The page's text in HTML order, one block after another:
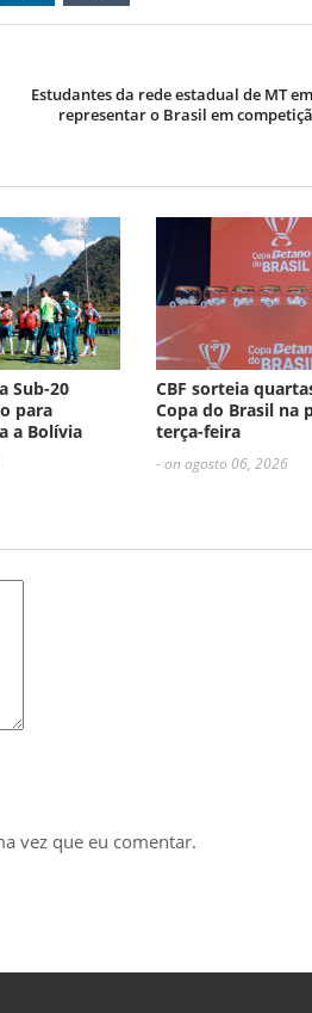
Estudantes da rede estadual de MT
representar o Brasil em
Sub-20
para
a Bolívia
CBF sorteia
Copa do Brasil na
terça-feira
- on agosto 06, 2026
vez que eu comentar.